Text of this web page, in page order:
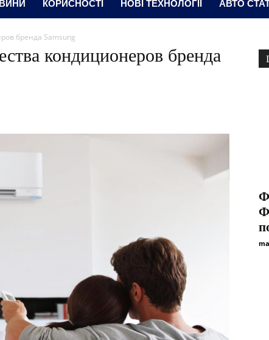
КОРИСНОСТІ НОВІ ТЕХНОЛОГІЇ АВТО
бренда Samsung
кондиционеров бренда